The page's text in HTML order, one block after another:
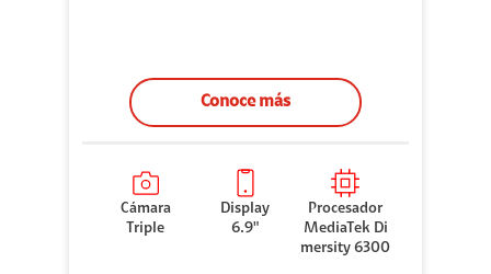
Conoce más
Cámara
Triple
Display
6.9"
Procesador
MediaTek Di
mersity 6300